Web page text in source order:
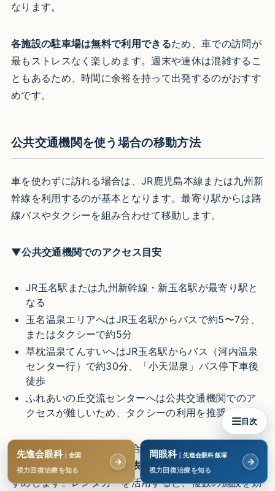
なります。
各施設の駐車場は無料で利用できるため、車での訪問が
最もストレスなく楽しめます。週末や連休は混雑するこ
ともあるため、時間に余裕を持って出発するのがおすす
めです。
公共交通機関を使う場合の移動方法
車を使わずに訪れる場合は、JR鹿児島本線または九州新
幹線を利用するのが基本となります。最寄り駅からは路
線バスやタクシーを組み合わせて移動します。
▼公共交通機関でのアクセス目安
JR玉名駅または九州新幹線・新玉名駅が最寄り駅と
なる
玉名温泉エリアへはJR玉名駅からバスで約5〜7分、
またはタクシーで約5分
草枕温泉てんすいへはJR玉名駅からバス（河内温泉
センター行）で約30分、「小天温泉」バス停下車後
徒歩
ふれあいの丘交流センターへは公共交通機関でのア
クセスが難しいため、タクシーの利用を推奨
公共交通機関を利用する場合は、バスの本数が少ない路
線もあるため、事前に時刻表を確認しておく
ことをおす
すめします。レンタカーを活用すると、複数の施設を効
先進会眼科｜全国
視力回復治療を知る
→
岡眼科｜先進会眼科 飯塚
視力回復治療を知る
→
目次